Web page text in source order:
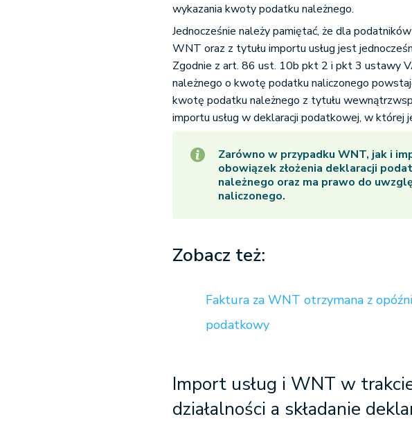
wykazania kwoty podatku należnego.
Jednocześnie należy pamiętać, że dla
WNT oraz z tytułu importu usług jest
Zgodnie z art. 86 ust. 10b pkt 2 i pkt 3 ustawy
należnego o kwotę podatku naliczonego
kwotę podatku należnego z tytułu
importu usług w deklaracji podatkowej, w
Zarówno w przypadku WNT, jak i
obowiązek złożenia deklaracji
należnego oraz ma prawo do
naliczonego.
Zobacz też:
Faktura za WNT otrzymana z
podatkowy
Import usług i WNT w
działalności a składanie